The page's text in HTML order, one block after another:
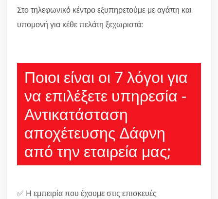
Στο τηλεφωνικό κέντρο εξυπηρετούμε με αγάπη και
υπομονή για κέθε πελάτη ξεχωριστά:
Ποιοι είναι οι 7 λόγοι για
να επιλέξετε υπηρεσία -
Αντικατάσταση
αποχέτευσης Δάφνη
από την εταιρεία μας;
✅ H εμπειρία που έχουμε στις επισκευές